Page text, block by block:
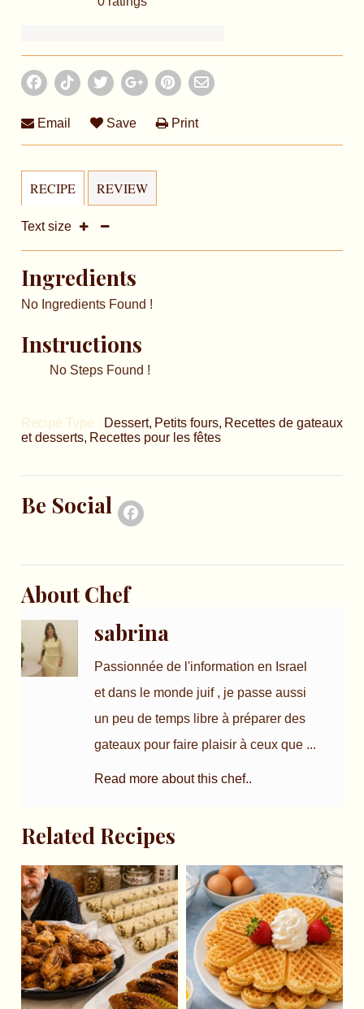
Email Save Print
RECIPE REVIEW
Text size
Ingredients
No Ingredients Found !
Instructions
No Steps Found !
Recipe Type : Dessert Petits fours Recettes de gateaux
et desserts Recettes pour les fêtes
Be Social
About Chef
sabrina
Passionnée de l'information en Israel
et dans le monde juif , je passe aussi
un peu de temps libre à préparer des
gateaux pour faire plaisir à ceux que ...
Read more about this chef..
Related Recipes